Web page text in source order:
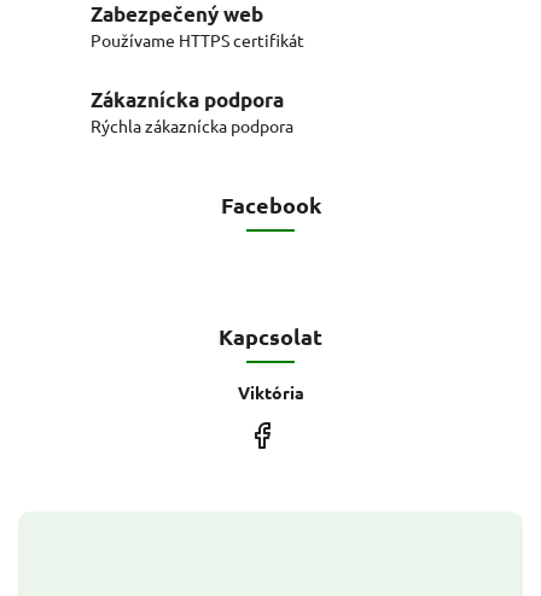
Zabezpečený web
Používame HTTPS certifikát
Zákaznícka podpora
Rýchla zákaznícka podpora
Facebook
Kapcsolat
Viktória